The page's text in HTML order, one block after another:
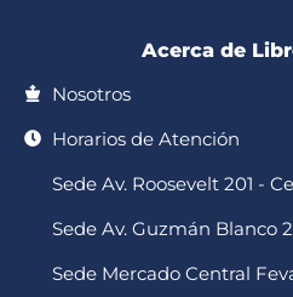
Acerca de
Nosotros
Horarios de Atención
Sede Av. Roosevelt 201 -
Sede Av. Guzmán Blanco
Sede Mercado Central